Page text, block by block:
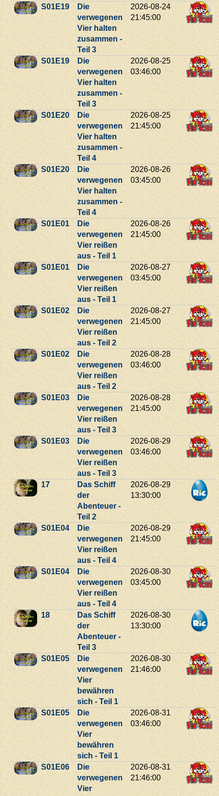
S01E19
Die
verwegenen
Vier halten
zusammen -
Teil 3
2026-08-24
21:45:00
S01E19
Die
verwegenen
Vier halten
zusammen -
Teil 3
2026-08-25
03:46:00
S01E20
Die
verwegenen
Vier halten
zusammen -
Teil 4
2026-08-25
21:45:00
S01E20
Die
verwegenen
Vier halten
zusammen -
Teil 4
2026-08-26
03:45:00
S01E01
Die
verwegenen
Vier reißen
aus - Teil 1
2026-08-26
21:45:00
S01E01
Die
verwegenen
Vier reißen
aus - Teil 1
2026-08-27
03:45:00
S01E02
Die
verwegenen
Vier reißen
aus - Teil 2
2026-08-27
21:45:00
S01E02
Die
verwegenen
Vier reißen
aus - Teil 2
2026-08-28
03:46:00
S01E03
Die
verwegenen
Vier reißen
aus - Teil 3
2026-08-28
21:45:00
S01E03
Die
verwegenen
Vier reißen
aus - Teil 3
2026-08-29
03:46:00
17
Das Schiff
der
Abenteuer -
Teil 2
2026-08-29
13:30:00
S01E04
Die
verwegenen
Vier reißen
aus - Teil 4
2026-08-29
21:45:00
S01E04
Die
verwegenen
Vier reißen
aus - Teil 4
2026-08-30
03:45:00
18
Das Schiff
der
Abenteuer -
Teil 3
2026-08-30
13:30:00
S01E05
Die
verwegenen
Vier
bewähren
sich - Teil 1
2026-08-30
21:46:00
S01E05
Die
verwegenen
Vier
bewähren
sich - Teil 1
2026-08-31
03:46:00
S01E06
Die
verwegenen
Vier
2026-08-31
21:46:00